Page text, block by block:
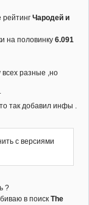
рейтинг Чародей и
на половинку 6.091
разные ,но
так добавил инфы .
с версиями
?
в поиск The